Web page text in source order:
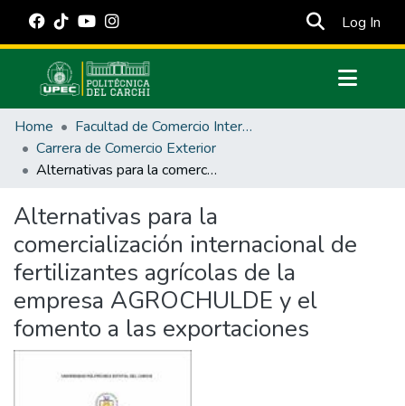
Log In
Communities & Collections
All of DSpace
Statistics
Estadísticas Externas
Manuales
Home
Facultad de Comercio Internacional, Integración, Administración y Economía Empresarial
Carrera de Comercio Exterior
Alternativas para la comercialización internacional de fertilizantes agrícolas de la empresa AGROCHULDE y el fomento a las exportaciones
Alternativas para la
comercialización internacional de
fertilizantes agrícolas de la
empresa AGROCHULDE y el
fomento a las exportaciones